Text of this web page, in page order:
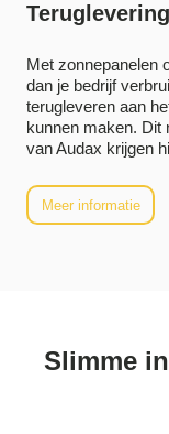
Met zonnepanelen
dan je bedrijf
terugleveren aan
kunnen maken. Dit
van Audax krijgen
Meer informatie
Slimme